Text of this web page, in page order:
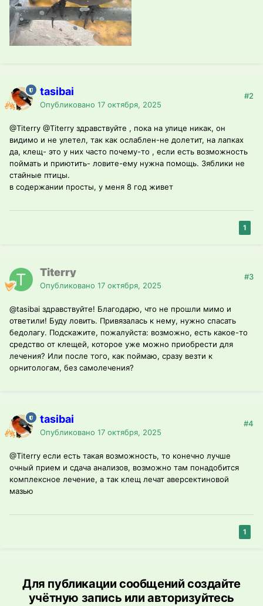
tasibai
Опубликовано 17 октября, 2025
#2
@Titerry @Titerry здравствуйте , пока на улице никак, он
видимо и не улетел, так как ослаблен-не долетит, на лапках
да, клещ- это у них часто почему-то , если есть возможность
поймать и приютить- ловите-ему нужна помощь. Зяблики не
стайные птицы.
в содержании просты, у меня 8 год живет
1
Titerry
Опубликовано 17 октября, 2025
#3
@tasibai здравствуйте! Благодарю, что не прошли мимо и
ответили! Буду ловить. Привязалась к нему, нужно спасать
бедолагу. Подскажите, пожалуйста: возможно, есть какое-то
средство от клещей, которое уже можно приобрести для
лечения? Или после того, как поймаю, сразу везти к
орнитологам, без самолечения?
tasibai
Опубликовано 17 октября, 2025
#4
@Titerry если есть такая возможность, то конечно лучше
очный прием и сдача анализов, возможно там понадобится
комплексное лечение, а так клещ лечат аверсектиновой
мазью
1
Для публикации сообщений создайте
учётную запись или авторизуйтесь